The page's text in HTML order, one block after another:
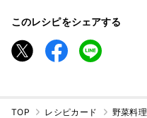
このレシピをシェアする
TOP レシピカード 野菜料理